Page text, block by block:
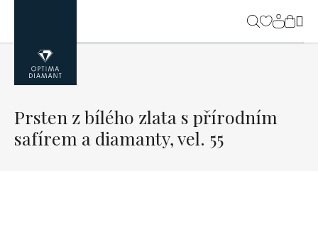
obsah
Prsten z bílého zlata s přírodním
safírem a diamanty, vel. 55